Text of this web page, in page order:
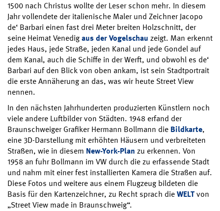
1500 nach Christus wollte der Leser schon mehr. In diesem
Jahr vollendete der italienische Maler und Zeichner Jacopo
de‘ Barbari einen fast drei Meter breiten Holzschnitt, der
seine Heimat Venedigaus der Vogelschau zeigt. Man erkennt
jedes Haus, jede Straße, jeden Kanal und jede Gondel auf
dem Kanal, auch die Schiffe in der Werft, und obwohl es de‘
Barbari auf den Blick von oben ankam, ist sein Stadtportrait
die erste Annäherung an das, was wir heute Street View
nennen.
In den nächsten Jahrhunderten produzierten Künstlern noch
viele andere Luftbilder von Städten. 1948 erfand der
Braunschweiger Grafiker Hermann Bollmann die Bildkarte,
eine 3D-Darstellung mit erhöhten Häusern und verbreiteten
Straßen, wie in diesem New-York-Plan zu erkennen. Von
1958 an fuhr Bollmann im VW durch die zu erfassende Stadt
und nahm mit einer fest installierten Kamera die Straßen auf.
Diese Fotos und weitere aus einem Flugzeug bildeten die
Basis für den Kartenzeichner, zu Recht sprach dieWELTvon
„Street View made in Braunschweig“.